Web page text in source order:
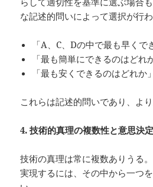
な記述的問いによって選択が行わ
「A、C、Dの中で最も早くで
「最も簡単にできるのはどれ
「最も安くできるのはどれか」
これらは記述的問いであり、よ
4.技術的真理の複数性と意思決定
技術の真理は常に複数ありうる
実現するには、その中から一つ